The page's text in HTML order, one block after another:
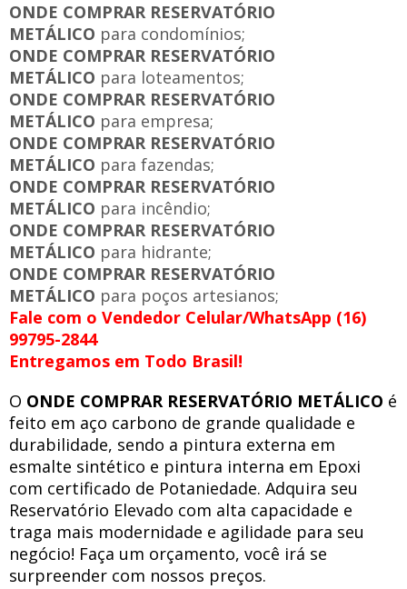
ONDE COMPRAR RESERVATÓRIO
METÁLICO para condomínios;
ONDE COMPRAR RESERVATÓRIO
METÁLICO para loteamentos;
ONDE COMPRAR RESERVATÓRIO
METÁLICO para empresa;
ONDE COMPRAR RESERVATÓRIO
METÁLICO para fazendas;
ONDE COMPRAR RESERVATÓRIO
METÁLICO para incêndio;
ONDE COMPRAR RESERVATÓRIO
METÁLICO para hidrante;
ONDE COMPRAR RESERVATÓRIO
METÁLICO para poços artesianos;
Fale com o Vendedor Celular/WhatsApp (16)
99795-2844
Entregamos em Todo Brasil!
O ONDE COMPRAR RESERVATÓRIO METÁLICO é
feito em aço carbono de grande qualidade e
durabilidade, sendo a pintura externa em
esmalte sintético e pintura interna em Epoxi
com certificado de Potaniedade. Adquira seu
Reservatório Elevado com alta capacidade e
traga mais modernidade e agilidade para seu
negócio! Faça um orçamento, você irá se
surpreender com nossos preços.